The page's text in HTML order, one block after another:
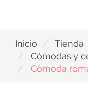
Inicio Tienda
Cómodas y
Cómoda